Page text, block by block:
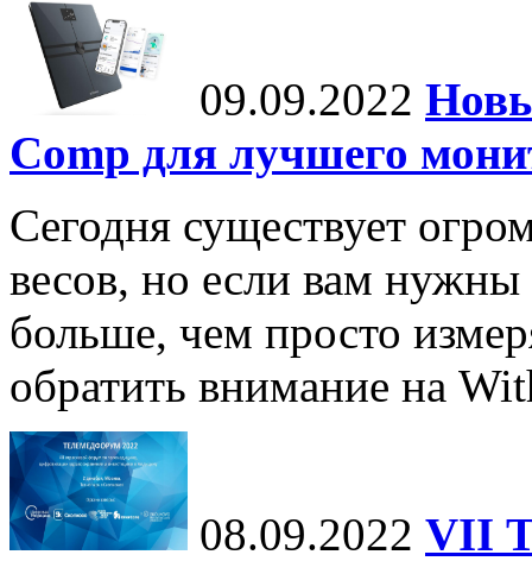
09.09.2022
Comp для лучшего
Сегодня существует
весов, но если вам нужны
больше, чем просто
обратить внимание на
08.09.2022 VII